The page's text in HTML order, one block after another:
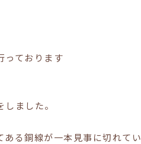
っております
ました。
る銅線が一本見事に切れてい